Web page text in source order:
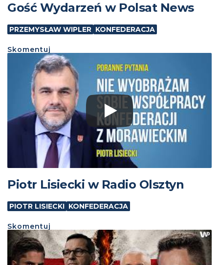
Gość Wydarzeń w Polsat News
PRZEMYSŁAW WIPLER KONFEDERACJA
Skomentuj
Piotr Lisiecki w Radio Olsztyn
PIOTR LISIECKI KONFEDERACJA
Skomentuj